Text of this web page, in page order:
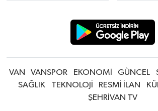
VAN VANSPOR EKONOMİ GÜNCEL
SAĞLIK
TEKNOLOJİ RESMİ İLAN
ŞEHRİVAN TV